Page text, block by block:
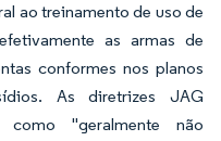
ao treinamento de uso de
as armas de
conformes nos planos
As diretrizes JAG
"geralmente não